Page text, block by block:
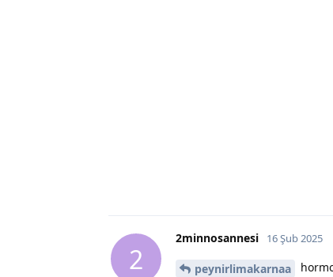
2
2minnosannesi 16 Şub 2025
peynirlimakarnaa